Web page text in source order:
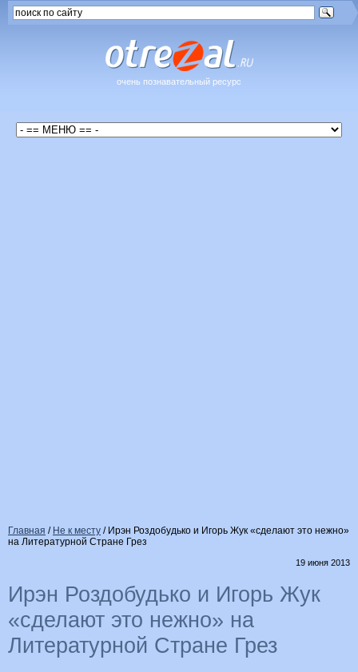
очень познавательный ресурс
Главная / Не к месту / Ирэн Роздобудько и Игорь Жук «сделают это нежно»
на Литературной Стране Грез
19 июня 2013
Ирэн Роздобудько и Игорь Жук
«сделают это нежно» на
Литературной Стране Грез